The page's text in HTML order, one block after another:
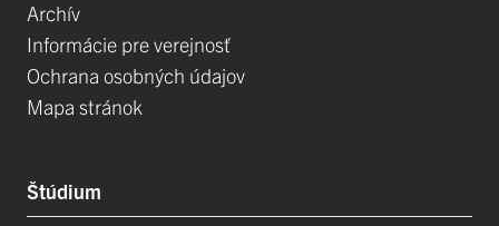
Archív
Informácie pre verejnosť
Ochrana osobných údajov
Mapa stránok
Štúdium